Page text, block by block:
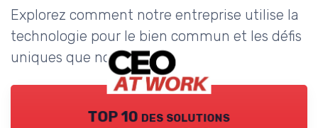
Explorez comment notre entreprise utilise la
technologie pour le bien commun et les défis
uniques que nous rencontrons.
TOP 10 des solutions